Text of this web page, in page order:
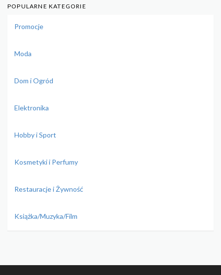
POPULARNE KATEGORIE
Promocje
Moda
Dom i Ogród
Elektronika
Hobby i Sport
Kosmetyki i Perfumy
Restauracje i Żywność
Książka/Muzyka/Film